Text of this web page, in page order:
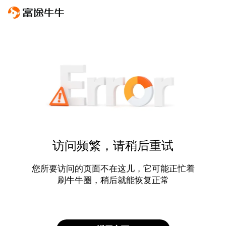
访问频繁，请稍后重试
您所要访问的页面不在这儿，它可能正忙着
刷牛牛圈，稍后就能恢复正常